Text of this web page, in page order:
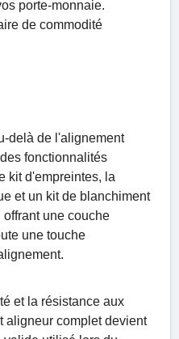
porte-monnaie.
de commodité
delà de l'alignement
fonctionnalités
kit d'empreintes, la
et un kit de blanchiment
une couche
une touche
et la résistance aux
aligneur complet devient